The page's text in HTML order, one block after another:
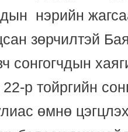
нэрийн
зөрчилтэй
сонгогчдын
р тойргийн
өмнө